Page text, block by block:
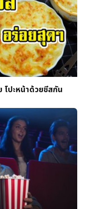
โปะหน้าด้วยชีสกัน